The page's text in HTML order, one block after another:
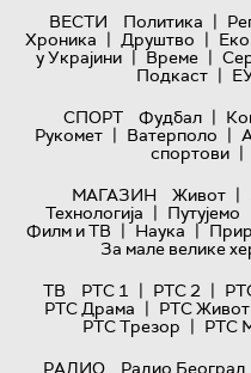
ВЕСТИ Политика |
Хроника | Друштво |
у Украјини | Време |
Подкаст |
СПОРТ
Фудбал |
Рукомет | Ватерполо |
спортови |
МАГАЗИН
Живот |
Технологијa | Путујемо
Филм и ТВ | Наука |
За мале велике
ТВ
РТС 1 | РТС 2 |
РТС Драма | РТС Живот
РТС Трезор | РТС
РАДИО
Радио Београд